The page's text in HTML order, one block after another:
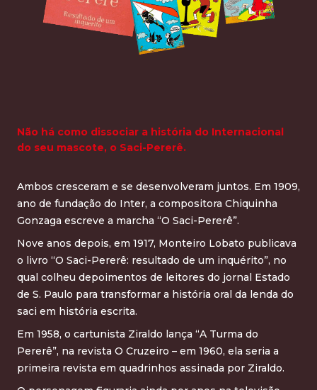
Não há como dissociar a história do Internacional
do seu mascote, o Saci-Pererê.
Ambos cresceram e se desenvolveram juntos. Em 1909,
ano de fundação do Inter, a compositora Chiquinha
Gonzaga escreve a marcha “O Saci-Pererê”.
Nove anos depois, em 1917, Monteiro Lobato publicava
o livro “O Saci-Pererê: resultado de um inquérito”, no
qual colheu depoimentos de leitores do jornal Estado
de S. Paulo para transformar a história oral da lenda do
saci em história escrita.
Em 1958, o cartunista Ziraldo lança “A Turma do
Pererê”, na revista O Cruzeiro – em 1960, ela seria a
primeira revista em quadrinhos assinada por Ziraldo.